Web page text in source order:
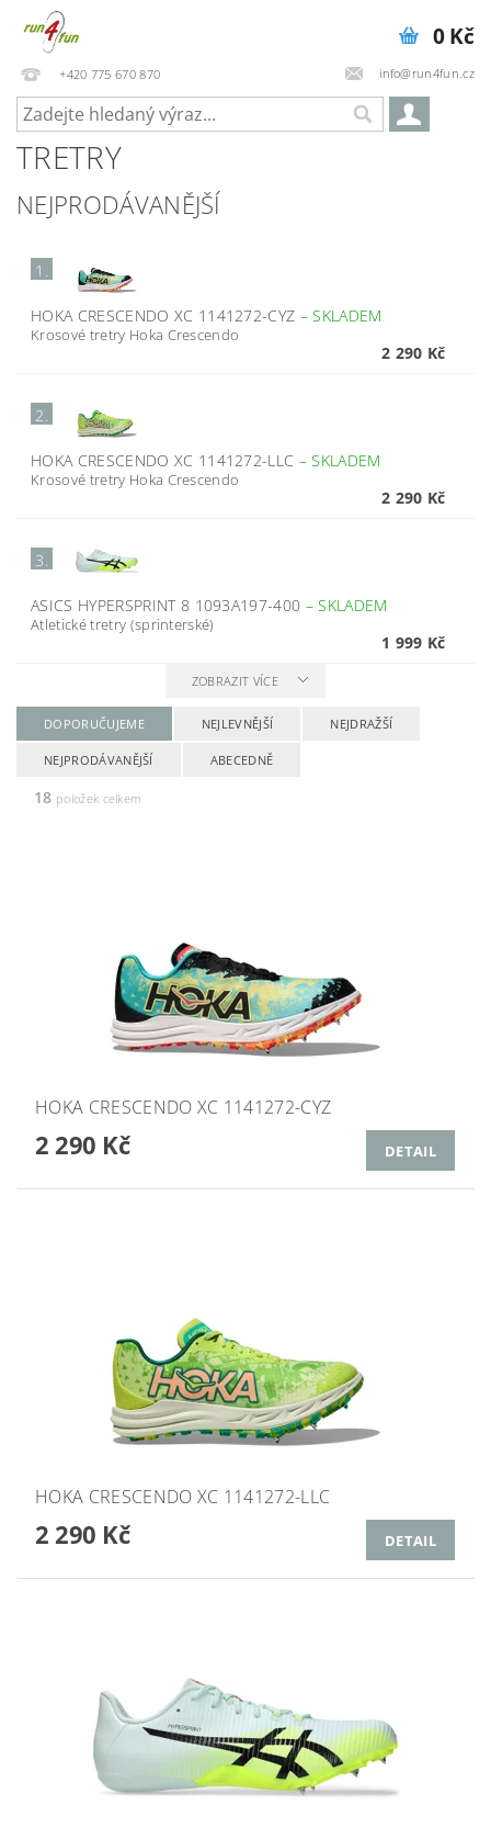
+420 775 670 870 info@run4fun.cz
0 Kč
TRETRY
NEJPRODÁVANĚJŠÍ
1.
HOKA CRESCENDO XC 1141272-CYZ –SKLADEM
Krosové tretry Hoka Crescendo
2 290 Kč
2.
HOKA CRESCENDO XC 1141272-LLC –SKLADEM
Krosové tretry Hoka Crescendo
2 290 Kč
3.
ASICS HYPERSPRINT 8 1093A197-400 –SKLADEM
Atletické tretry (sprinterské)
1 999 Kč
ZOBRAZIT VÍCE
DOPORUČUJEME NEJLEVNĚJŠÍ NEJDRAŽŠÍ
NEJPRODÁVANĚJŠÍ ABECEDNĚ
18 položek celkem
HOKA CRESCENDO XC 1141272-CYZ
2 290 Kč DETAIL
HOKA CRESCENDO XC 1141272-LLC
2 290 Kč DETAIL